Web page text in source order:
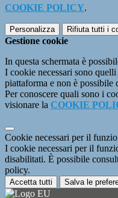
COOKIE POLICY.
Personalizza Rifiuta tutti i
Gestione cookie
In questa schermata è
I cookie necessari sono
piattaforma e non è possibile
Per conoscere quali sono i
visionare la COOKIE
Cookie necessari per il
I cookie necessari per il
disabilitati. È possibile
policy.
Accetta tutti Salva le